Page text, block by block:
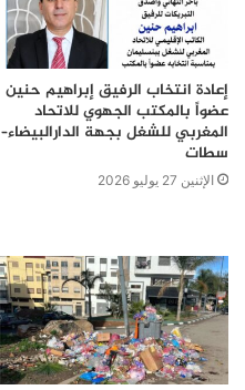
إعادة انتخاب الرفيق إبراهيم حنين
عضواً بالمكتب الجهوي للاتحاد
المغربي للشغل بجهة الدارالبيضاء–
سطات
الإثنين 27 يوليو 2026